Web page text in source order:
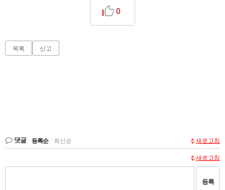
0
목록 신고
댓글 등록순 최신순 새로고침
새로고침
등록